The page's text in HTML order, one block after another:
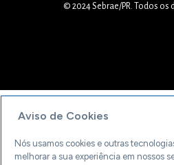
© 2024 Sebrae/PR. Todos os
Aviso de Cookies
Nós usamos cookies e outras
melhorar a sua experiência em nossos